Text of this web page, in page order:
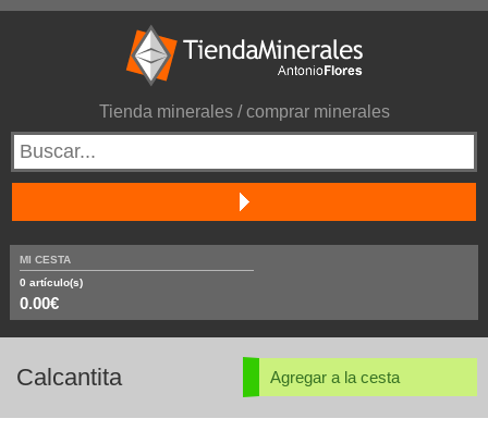
Tienda minerales / comprar minerales
MI CESTA
0 artículo(s)
0.00€
Calcantita Agregar a la cesta